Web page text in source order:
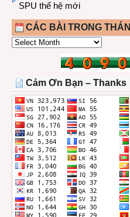
SPU thế hệ mới
CÁC BÀI TRONG
CÁC
THÁNG
Cảm Ơn Bạn – Thanks